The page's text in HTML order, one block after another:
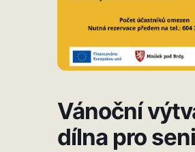
Vánoční
dílna pro